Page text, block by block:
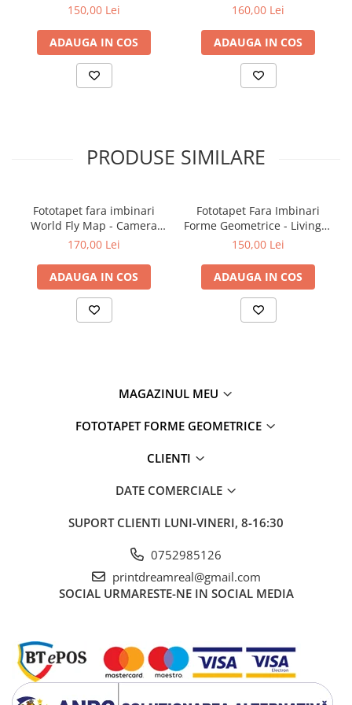
Dormitor
150,00 Lei
ADAUGA IN COS
160,00 Lei
ADAUGA IN COS
PRODUSE SIMILARE
Fototapet fara imbinari
World Fly Map - Camera
Copilului
170,00 Lei
ADAUGA IN COS
Fototapet Fara Imbinari
Forme Geometrice - Living &
Dormitor
150,00 Lei
ADAUGA IN COS
MAGAZINUL MEU
FOTOTAPET FORME GEOMETRICE
CLIENTI
DATE COMERCIALE
SUPORT CLIENTI LUNI-VINERI, 8-16:30
0752985126
printdreamreal@gmail.com
SOCIAL URMARESTE-NE IN SOCIAL MEDIA